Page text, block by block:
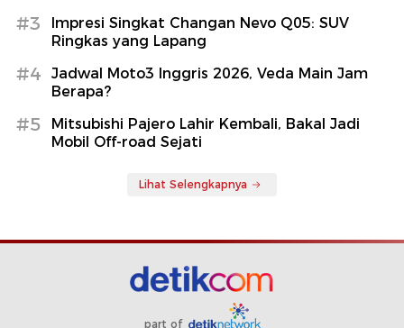
#3
Impresi Singkat Changan Nevo Q05: SUV
Ringkas yang Lapang
#4
Jadwal Moto3 Inggris 2026, Veda Main Jam
Berapa?
#5
Mitsubishi Pajero Lahir Kembali, Bakal Jadi
Mobil Off-road Sejati
Lihat Selengkapnya
part of